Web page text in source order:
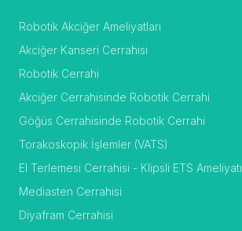
Robotik Akciğer Ameliyatları
Akciğer Kanseri Cerrahisi
Robotik Cerrahi
Akciğer Cerrahisinde Robotik Cerrahi
Göğüs Cerrahisinde Robotik Cerrahi
Torakoskopik İşlemler (VATS)
El Terlemesi Cerrahisi - Klipsli ETS Ameliyatı
Mediasten Cerrahisi
Diyafram Cerrahisi